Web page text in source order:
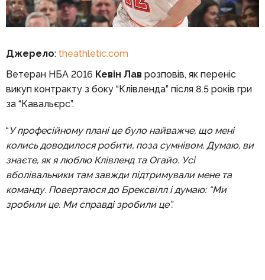
Джерело: theathletic.com
Ветеран НБА 2016 Кевін Лаврозповів, як переніс
викуп контракту з боку “Клівленда” після 8.5 років гри
за “Кавальєрс”.
“У професійному плані це було найважче, що мені
колись доводилося робити, поза сумнівом. Думаю, ви
знаєте, як я люблю Клівленд та Огайо. Усі
вболівальники там завжди підтримували мене та
команду. Повертаюся до Брексвілл і думаю: “Ми
зробили це. Ми справді зробили це”.